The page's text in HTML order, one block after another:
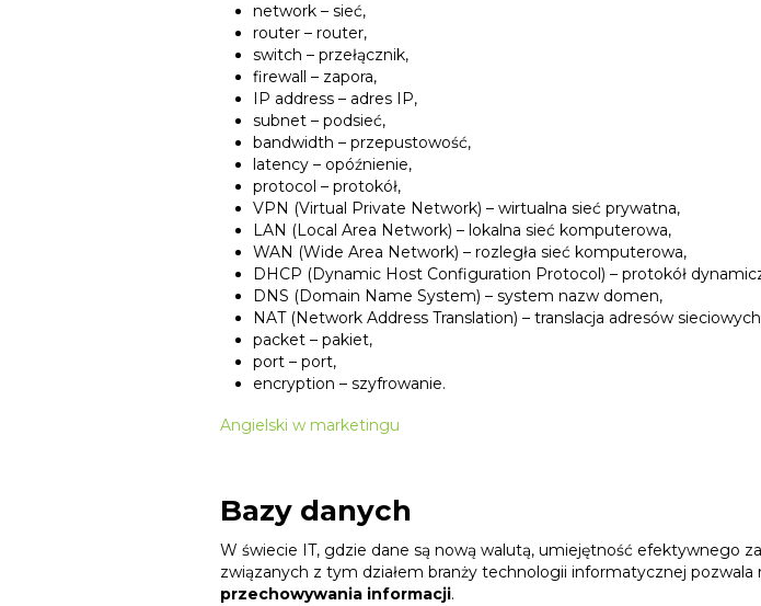
network – sieć,
router – router,
switch – przełącznik,
firewall – zapora,
IP address – adres IP,
subnet – podsieć,
bandwidth – przepustowość,
latency – opóźnienie,
protocol – protokół,
VPN (Virtual Private Network) – wirtualna sieć prywatna,
LAN (Local Area Network) – lokalna sieć komputerowa,
WAN (Wide Area Network) – rozległa sieć komputerowa,
DHCP (Dynamic Host Configuration Protocol) – protokół
DNS (Domain Name System) – system nazw domen,
NAT (Network Address Translation) – translacja adresów
packet – pakiet,
port – port,
encryption – szyfrowanie.
Angielski w marketingu
Bazy danych
W świecie IT, gdzie dane są nową walutą, umiejętność efektywnego
związanych z tym działem branży technologii informatycznej pozwala
przechowywania informacji.